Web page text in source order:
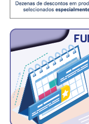
PALAVRA DO MURILO
CONTEÚDO ESPECIAL
JORNAL DO ENGENHEIRO
AGENDA
SEESP NOTÍCIAS